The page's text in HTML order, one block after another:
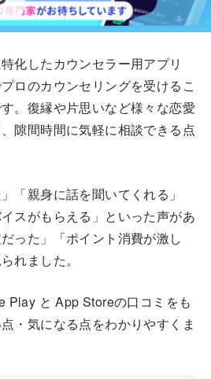
化したカウンセラー用アプリ
ロのカウンセリングを受けるこ
。復縁や片思いなど様々な恋愛
隙間時間に気軽に相談できる点
「親身に話を聞いてくれる」
スがもらえる」といった声があ
った」「ポイント消費が激し
れました。
Play と App Storeの口コミをも
・気になる点をわかりやすくま